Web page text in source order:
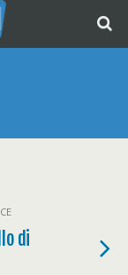
di